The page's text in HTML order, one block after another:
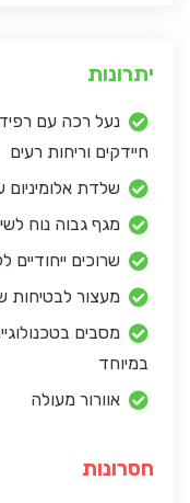
יתרונות
נעל רכה עם
חיידקים וריחות רעים
שלדת אלומיניום
מגף גבוה נוח
שרוכים
מעצור לבטיחות
במיוחד
אוורור מעולה
חסרונות